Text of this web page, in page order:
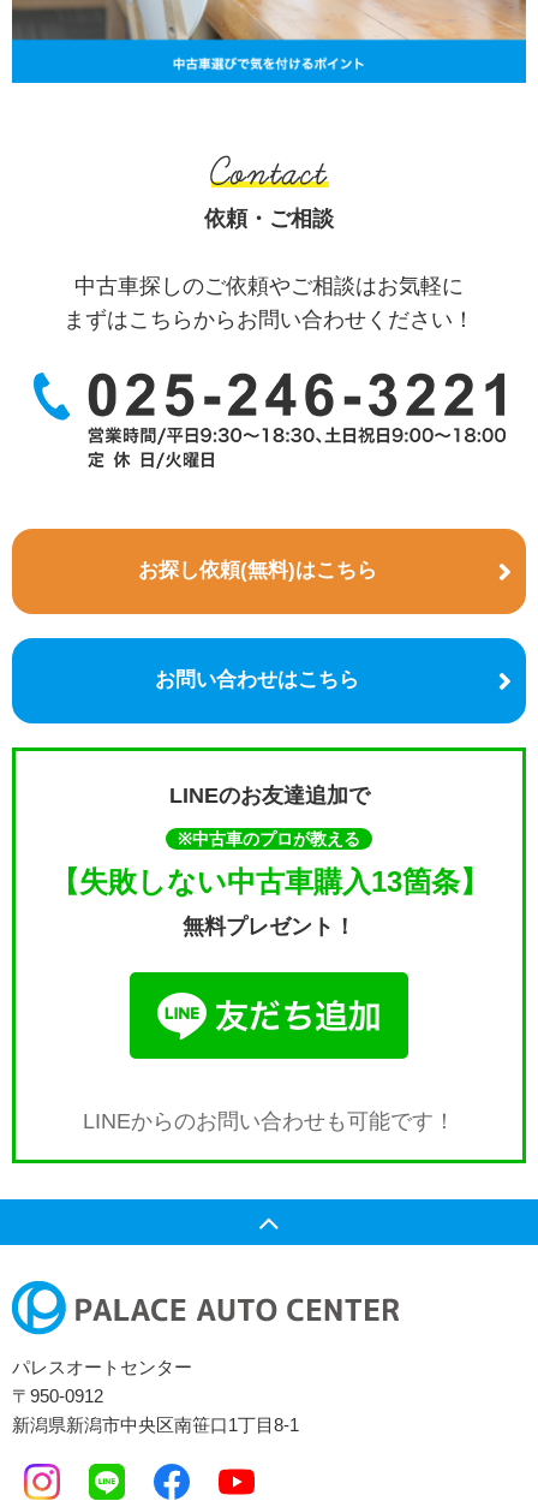
依頼・ご相談
中古車探しのご依頼やご相談はお気軽に
まずはこちらからお問い合わせください！
お探し依頼(無料)はこちら
お問い合わせはこちら
LINEのお友達追加で
※中古車のプロが教える
【失敗しない中古車購入13箇条】
無料プレゼント！
LINEからのお問い合わせも可能です！
パレスオートセンター
〒950-0912
新潟県新潟市中央区南笹口1丁目8-1